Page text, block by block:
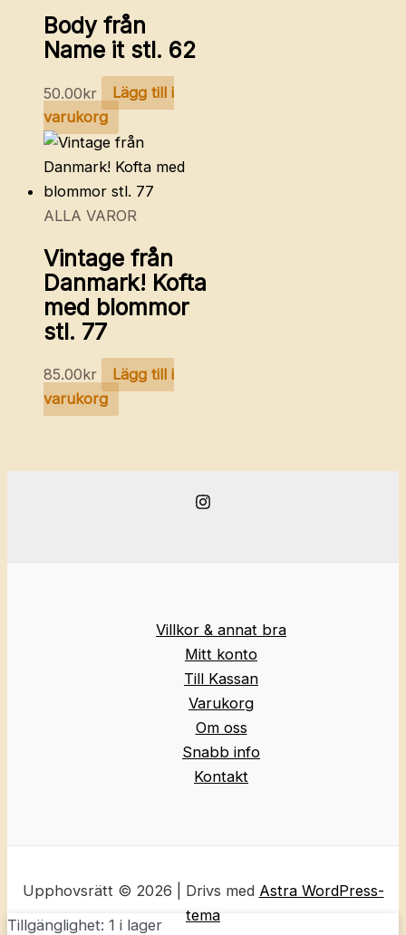
Body från
Name it stl. 62
50.00kr
Lägg till i
varukorg
ALLA VAROR
Vintage från
Danmark! Kofta
med blommor
stl. 77
85.00kr
Lägg till i
varukorg
Villkor & annat bra
Mitt konto
Till Kassan
Varukorg
Om oss
Snabb info
Kontakt
Upphovsrätt © 2026 | Drivs med Astra WordPress-
tema
Tillgänglighet: 1 i lager